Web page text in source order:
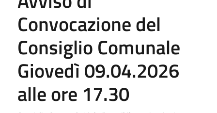
Convocazione del
Consiglio Comunale
Giovedì 09.04.2026
alle ore 17.30